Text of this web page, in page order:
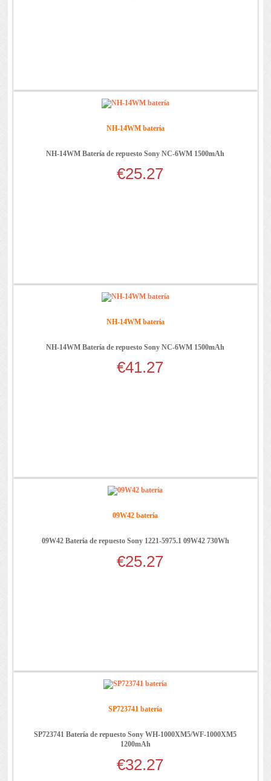
NH-14WM batería
NH-14WM Batería de repuesto Sony NC-6WM 1500mAh
€25.27
NH-14WM batería
NH-14WM Batería de repuesto Sony NC-6WM 1500mAh
€41.27
09W42 batería
09W42 Batería de repuesto Sony 1221-5975.1 09W42 730Wh
€25.27
SP723741 batería
SP723741 Batería de repuesto Sony WH-1000XM5/WF-1000XM5
1200mAh
€32.27